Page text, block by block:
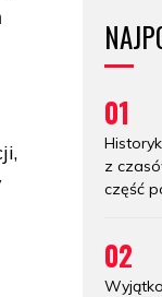
01
z
część
02